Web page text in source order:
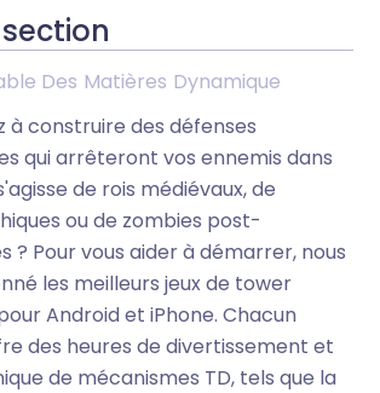
Des Matières Dynamique
à construire des défenses
qui arrêteront vos ennemis dans
de rois médiévaux, de
ou de zombies post-
? Pour vous aider à démarrer, nous
les meilleurs jeux de tower
Android et iPhone. Chacun
des heures de divertissement et
de mécanismes TD, tels que la